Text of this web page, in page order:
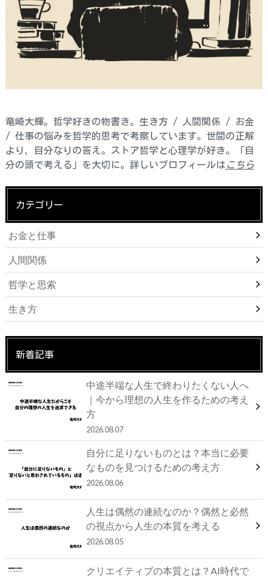
竜崎大輝。哲学好きの物書き。生き方 / 人間関係 / お金
/ 仕事の悩みを哲学的思考で考察しています。世間の正解
より、自分なりの答え。ストア哲学と心理学が好き。「自
分の頭で考える」を大切に。詳しいプロフィールは こちら
カテゴリー
お金と仕事
人間関係
哲学と思索
生き方
新着記事
中途半端な人生で終わりたくない人へ
｜今から理想の人生を作るための考え
方
2026.08.07
自分に足りないものとは？本当に必要
なものを見つけるための考え方
2026.08.06
人生は偶然の連続なのか？偶然と必然
の視点から人生の本質を考える
2026.08.05
クリエイティブの本質とは？AI時代で